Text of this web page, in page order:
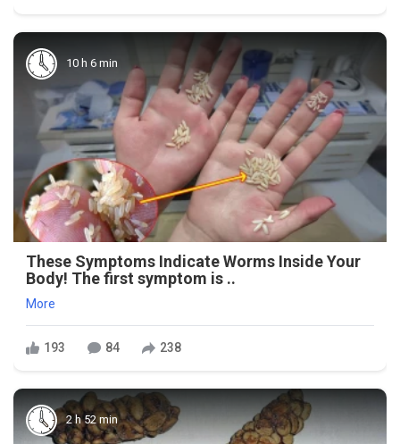
10 h 6 min
These Symptoms Indicate Worms Inside Your
Body! The first symptom is ..
More
193 84 238
2 h 52 min